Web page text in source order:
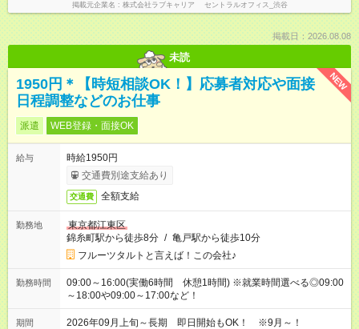
掲載元企業名 株式会社ラブキャリア セントラルオフィス_渋谷
掲載日：2026.08.08
未読
NEW
1950円＊【時短相談OK！】応募者対応や面接
日程調整などのお仕事
派遣 WEB登録・面接OK
給与
時給1950円
交通費別途支給あり
交通費 全額支給
勤務地
東京都江東区
錦糸町駅から徒歩8分 / 亀戸駅から徒歩10分
フルーツタルトと言えば！この会社♪
勤務時間
09:00～16:00(実働6時間 休憩1時間) ※就業時間選べる◎09:00
～18:00や09:00～17:00など！
期間 2026年09月上旬～長期 即日開始もOK！ ※9月～！